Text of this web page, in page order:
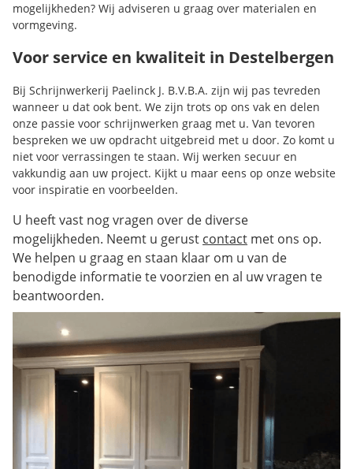
mogelijkheden? Wij adviseren u graag over materialen en
vormgeving.
Voor service en kwaliteit in Destelbergen
Bij Schrijnwerkerij Paelinck J. B.V.B.A. zijn wij pas tevreden
wanneer u dat ook bent. We zijn trots op ons vak en delen
onze passie voor schrijnwerken graag met u. Van tevoren
bespreken we uw opdracht uitgebreid met u door. Zo komt u
niet voor verrassingen te staan. Wij werken secuur en
vakkundig aan uw project. Kijkt u maar eens op onze website
voor inspiratie en voorbeelden.
U heeft vast nog vragen over de diverse
mogelijkheden. Neemt u gerust contact met ons op.
We helpen u graag en staan klaar om u van de
benodigde informatie te voorzien en al uw vragen te
beantwoorden.